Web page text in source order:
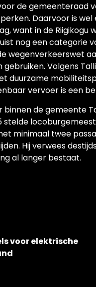
de gemeenteraad
Daarvoor is
want in de
nog een categorie
wegenverkeerswet
Volgens
duurzame
vervoer is een
binnen de gemeente
stelde
minimaal twee
Hij verwees
al langer bestaat.
voor elektrische